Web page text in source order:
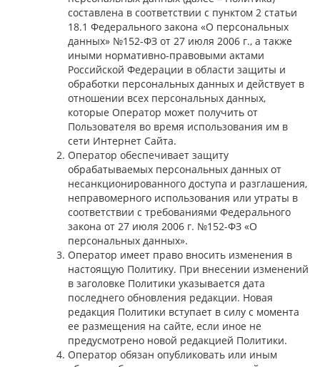
составлена в соответствии с пунктом 2 статьи
18.1 Федерального закона «О персональных
данных» №152-ФЗ от 27 июля 2006 г., а также
иными нормативно-правовыми актами
Российской Федерации в области защиты и
обработки персональных данных и действует в
отношении всех персональных данных,
которые Оператор может получить от
Пользователя во время использования им в
сети Интернет Сайта.
Оператор обеспечивает защиту
обрабатываемых персональных данных от
несанкционированного доступа и разглашения,
неправомерного использования или утраты в
соответствии с требованиями Федерального
закона от 27 июля 2006 г. №152-ФЗ «О
персональных данных».
Оператор имеет право вносить изменения в
настоящую Политику. При внесении изменений
в заголовке Политики указывается дата
последнего обновления редакции. Новая
редакция Политики вступает в силу с момента
ее размещения на сайте, если иное не
предусмотрено новой редакцией Политики.
Оператор обязан опубликовать или иным